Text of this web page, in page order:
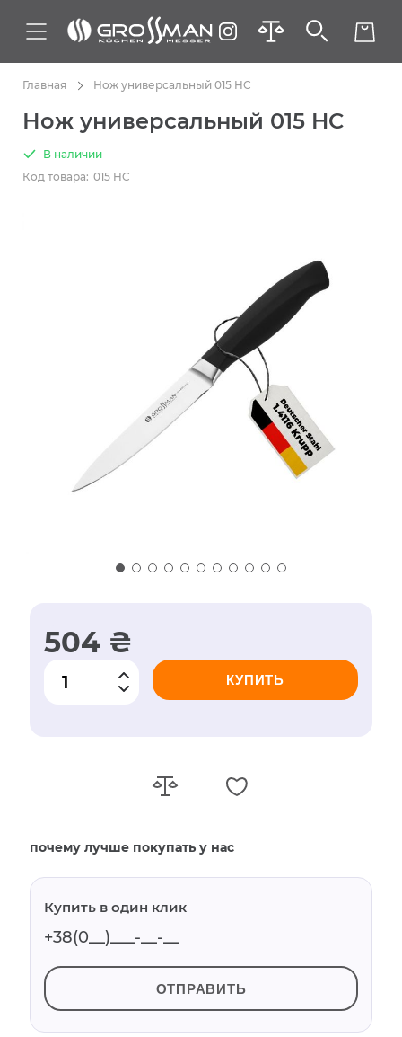
Главная Нож универсальный 015 HC
Нож универсальный 015 HC
В наличии
Код товара: 015 HC
504 ₴
КУПИТЬ
почему лучше покупать у нас
Купить в один клик
ОТПРАВИТЬ